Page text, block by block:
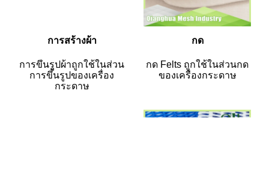
การสร้างผ้า
การขึ้นรูปผ้าถูกใช้ในส่วน
การขึ้นรูปของเครื่อง
กระดาษ
กด
กด Felts ถูกใช้ในส่วนกด
ของเครื่องกระดาษ